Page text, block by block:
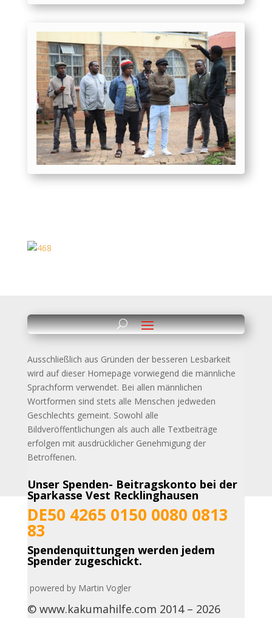
Ausschließlich aus Gründen der besseren Lesbarkeit
wird auf dieser Homepage vorwiegend die männliche
Sprachform verwendet. Bei allen männlichen
Wortformen sind stets alle Menschen jedweden
Geschlechts gemeint. Sowohl alle
Bildveröffentlichungen als auch alle Textbeiträge
erfolgen mit ausdrücklicher Genehmigung der
Betroffenen.
Unser Spenden- Beitragskonto bei der
Sparkasse Vest Recklinghausen
DE50 4265 0150 0080 0813
83
Spendenquittungen werden jedem
Spender zugeschickt.
powered by Martin Vogler
© www.kakumahilfe.com 2014 – 2026